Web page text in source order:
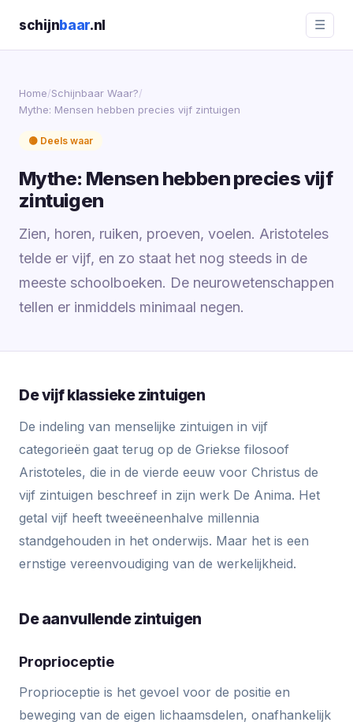
schijnbaar.nl ☰
Home/Schijnbaar Waar?/
Mythe: Mensen hebben precies vijf zintuigen
🟡 Deels waar
Mythe: Mensen hebben precies vijf
zintuigen
Zien, horen, ruiken, proeven, voelen. Aristoteles
telde er vijf, en zo staat het nog steeds in de
meeste schoolboeken. De neurowetenschappen
tellen er inmiddels minimaal negen.
De vijf klassieke zintuigen
De indeling van menselijke zintuigen in vijf
categorieën gaat terug op de Griekse filosoof
Aristoteles, die in de vierde eeuw voor Christus de
vijf zintuigen beschreef in zijn werk De Anima. Het
getal vijf heeft tweeëneenhalve millennia
standgehouden in het onderwijs. Maar het is een
ernstige vereenvoudiging van de werkelijkheid.
De aanvullende zintuigen
Proprioceptie
Proprioceptie is het gevoel voor de positie en
beweging van de eigen lichaamsdelen, onafhankelijk